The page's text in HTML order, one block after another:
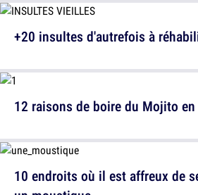
+20 insultes d'autrefois à
10 endroits où il est affreux de
12 raisons de boire du Mojito